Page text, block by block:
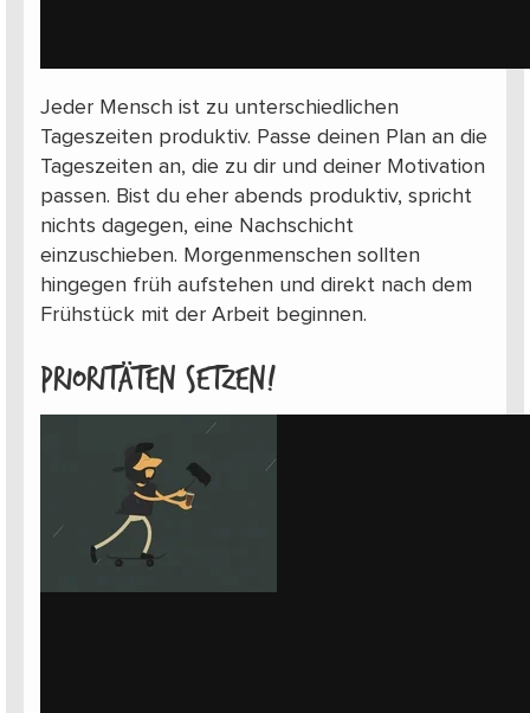
Jeder Mensch ist zu unterschiedlichen
Tageszeiten produktiv. Passe deinen Plan an die
Tageszeiten an, die zu dir und deiner Motivation
passen. Bist du eher abends produktiv, spricht
nichts dagegen, eine Nachschicht
einzuschieben. Morgenmenschen sollten
hingegen früh aufstehen und direkt nach dem
Frühstück mit der Arbeit beginnen.
Prioritäten setzen!